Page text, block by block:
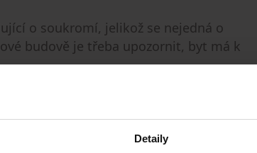
Detaily
o soukromí, jelikož se nejedná o
budově je třeba upozornit, byt má k
majte prosím možnost